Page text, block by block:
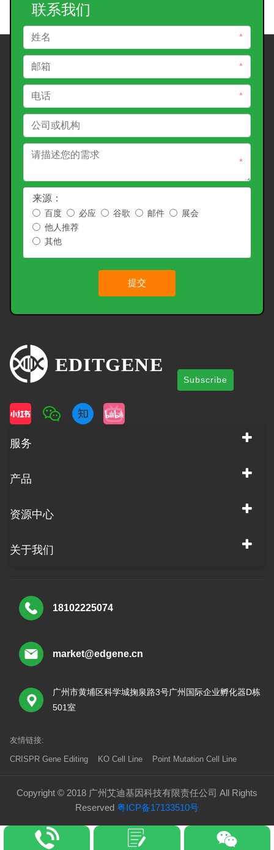
联系我们
*
*
*
*
来源：
百度 必应 谷歌 邮件
展会
他人推荐
其他
提交
Subscribe
服务
产品
资源中心
关于我们
18102225074
market@edgene.cn
广州市黄埔区科学城掬泉路3号广州国际企业孵化器D栋
501室
友情链接:
CRISPR Gene Editing KO Cell Line Point Mutation Cell Line
Copyright © 2018 广州艾迪基因科技有限责任公司 All Rights
Reserved 粤ICP备17133510号